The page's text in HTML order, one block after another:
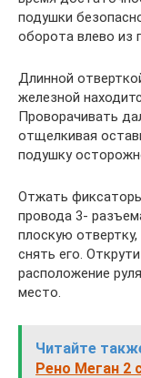
подушки
оборота влево из
Длинной
железной
Проворачивать
отщелкивая
подушку
Отжать
провода 3-
плоскую
снять его.
расположение
место.
Читайте
Рено Меган 2